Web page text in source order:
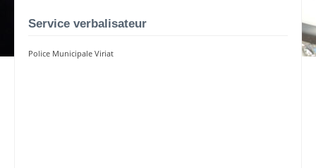
Service verbalisateur
Police Municipale Viriat